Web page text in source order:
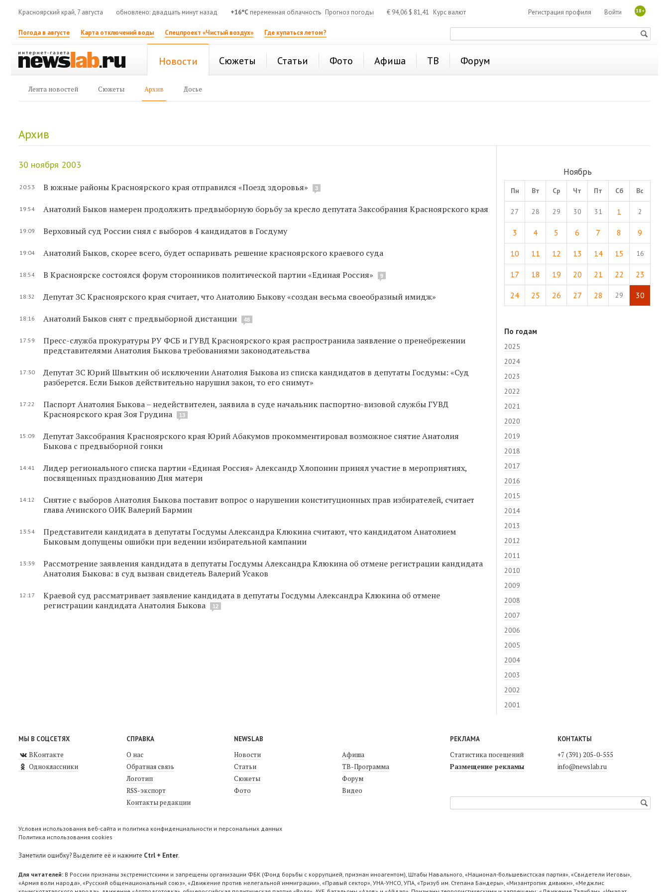
Красноярский край, 7 августа обновлено: двадцать минут назад +16°C переменная облачность Прогноз погоды € 94,06 $ 81,41 Курс валют 18+
Войти
Регистрация профиля
Погода в августе Карта отключений воды Спецпроект «Чистый воздух» Где купаться летом?
Новости Сюжеты Статьи Фото Афиша ТВ Форум
Лента новостей Сюжеты Архив Досье
Архив
30 ноября 2003
20:53 В южные районы Красноярского края отправился «Поезд здоровья» 3
19:54 Анатолий Быков намерен продолжить предвыборную борьбу за кресло депутата Заксобрания Красноярского края
19:09 Верховный суд России снял с выборов 4 кандидатов в Госдуму
19:04 Анатолий Быков, скорее всего, будет оспаривать решение красноярского краевого суда
18:54 В Красноярске состоялся форум сторонников политической партии «Единая Россия» 9
18:32 Депутат ЗС Красноярского края считает, что Анатолию Быкову «создан весьма своеобразный имидж»
18:16 Анатолий Быков снят с предвыборной дистанции 48
17:59
Пресс-служба прокуратуры РУ ФСБ и ГУВД Красноярского края распространила заявление о пренебрежении
представителями Анатолия Быкова требованиями законодательства
17:30
Депутат ЗС Юрий Швыткин об исключении Анатолия Быкова из списка кандидатов в депутаты Госдумы: «Суд
разберется. Если Быков действительно нарушил закон, то его снимут»
17:22
Паспорт Анатолия Быкова – недействителен, заявила в суде начальник паспортно-визовой службы ГУВД
Красноярского края Зоя Грудина
13
15:09
Депутат Заксобрания Красноярского края Юрий Абакумов прокомментировал возможное снятие Анатолия
Быкова с предвыборной гонки
14:41
Лидер регионального списка партии «Единая Россия» Александр Хлопонин принял участие в мероприятиях,
посвященных празднованию Дня матери
14:12
Снятие с выборов Анатолия Быкова поставит вопрос о нарушении конституционных прав избирателей, считает
глава Ачинского ОИК Валерий Бармин
13:54
Представители кандидата в депутаты Госдумы Александра Клюкина считают, что кандидатом Анатолием
Быковым допущены ошибки при ведении избирательной кампании
13:39
Рассмотрение заявления кандидата в депутаты Госдумы Александра Клюкина об отмене регистрации кандидата
Анатолия Быкова: в суд вызван свидетель Валерий Усаков
12:17
Краевой суд рассматривает заявление кандидата в депутаты Госдумы Александра Клюкина об отмене
регистрации кандидата Анатолия Быкова
12
Ноябрь
Пн Вт Ср Чт Пт Сб Вс
27 28 29 30 31 1 2
3 4 5 6 7 8 9
10 11 12 13 14 15 16
17 18 19 20 21 22 23
24 25 26 27 28 29 30
По годам
2025
2024
2023
2022
2021
2020
2019
2018
2017
2016
2015
2014
2013
2012
2011
2010
2009
2008
2007
2006
2005
2004
2003
2002
2001
МЫ В СОЦСЕТЯХ
ВКонтакте
Одноклассники
СПРАВКА
О нас
Обратная связь
Логотип
RSS-экспорт
Контакты редакции
NEWSLAB
Новости
Статьи
Сюжеты
Фото
Афиша
ТВ-Программа
Форум
Видео
РЕКЛАМА
Статистика посещений
Размещение рекламы
КОНТАКТЫ
+7 (391) 205-0-555
info@newslab.ru
Условия использования веб-сайта и политика конфиденциальности и персональных данных
Политика использования cookies
Заметили ошибку? Выделите её и нажмите Ctrl + Enter.
Для читателей: В России признаны экстремистскими и запрещены организации ФБК (Фонд борьбы с коррупцией, признан иноагентом), Штабы Навального, «Национал-большевистская партия», «Свидетели Иеговы»,
«Армия воли народа», «Русский общенациональный союз», «Движение против нелегальной иммиграции», «Правый сектор», УНА-УНСО, УПА, «Тризуб им. Степана Бандеры», «Мизантропик дивижн», «Меджлис